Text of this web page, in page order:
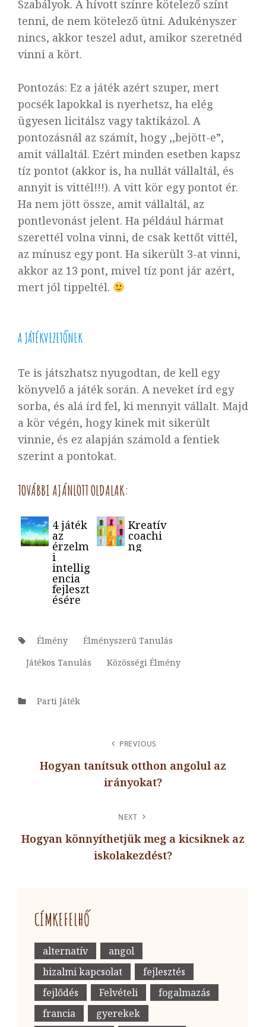
Szabályok. A hívott színre kötelező színt
tenni, de nem kötelező ütni. Adukényszer
nincs, akkor teszel adut, amikor szeretnéd
vinni a kört.
Pontozás: Ez a játék azért szuper, mert
pocsék lapokkal is nyerhetsz, ha elég
ügyesen licitálsz vagy taktikázol. A
pontozásnál az számít, hogy ,,bejött-e”,
amit vállaltál. Ezért minden esetben kapsz
tíz pontot (akkor is, ha nullát vállaltál, és
annyit is vittél!!!). A vitt kör egy pontot ér.
Ha nem jött össze, amit vállaltál, az
pontlevonást jelent. Ha például hármat
szerettél volna vinni, de csak kettőt vittél,
az mínusz egy pont. Ha sikerült 3-at vinni,
akkor az 13 pont, mivel tíz pont jár azért,
mert jól tippeltél.
A JÁTÉKVEZETŐNEK
Te is játszhatsz nyugodtan, de kell egy
könyvelő a játék során. A neveket írd egy
sorba, és alá írd fel, ki mennyit vállalt. Majd
a kör végén, hogy kinek mit sikerült
vinnie, és ez alapján számold a fentiek
szerint a pontokat.
TOVÁBBI AJÁNLOTT OLDALAK:
4 játék
az
érzelm
i
intellig
encia
fejleszt
ésére
Kreatív
coachi
ng
Tags:
Élmény
Élményszerű Tanulás
Játékos Tanulás
Közösségi Élmény
Categories
Parti Játék
NAVIGÁCIÓ
PREVIOUS
Hogyan tanítsuk otthon angolul az
irányokat?
NEXT
Hogyan könnyíthetjük meg a kicsiknek az
iskolakezdést?
CÍMKEFELHŐ
alternatív
angol
bizalmi kapcsolat
fejlesztés
fejlődés
Felvételi
fogalmazás
francia
gyerekek